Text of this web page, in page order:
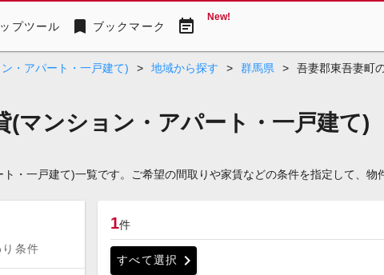
プツール bookmark ブックマーク event_note New!
・アパート・一戸建て) > 地域から探す > 群馬県 > 吾妻郡東吾妻町
(マンション・アパート・一戸建て)
・一戸建て)一覧です。ご希望の間取りや家賃などの条件を指定して、物
り条件
1件
すべて選択 chevron_right